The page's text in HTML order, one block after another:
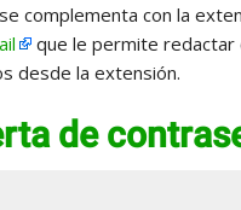
complementa con la
que le permite redactar
desde la extensión.
de